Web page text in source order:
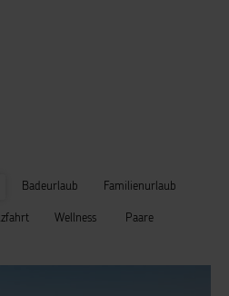
Badeurlaub Familienurlaub
Wellness Paare